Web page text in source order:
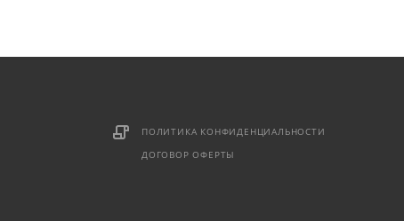
ПОЛИТИКА КОНФИДЕНЦИАЛЬНОСТИ
ДОГОВОР ОФЕРТЫ